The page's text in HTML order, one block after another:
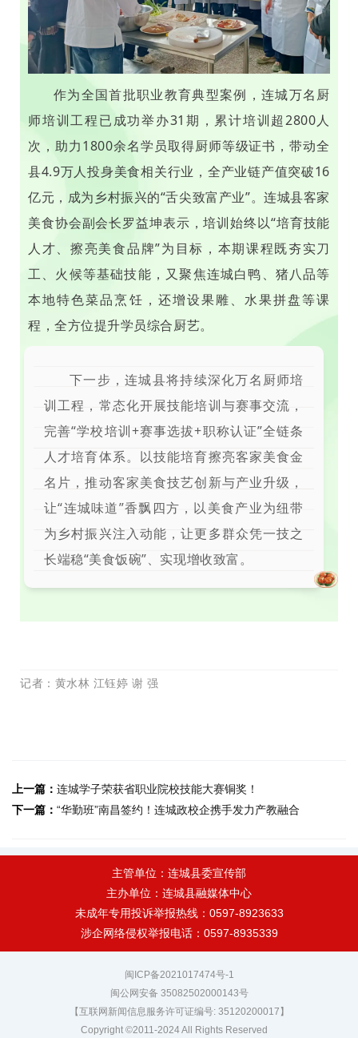
作为全国首批职业教育典型案例，连城万名厨
师培训工程已成功举办31期，累计培训超2800人
次，助力1800余名学员取得厨师等级证书，带动全
县4.9万人投身美食相关行业，全产业链产值突破16
亿元，成为乡村振兴的“舌尖致富产业”。连城县客家
美食协会副会长罗益坤表示，培训始终以“培育技能
人才、擦亮美食品牌”为目标，本期课程既夯实刀
工、火候等基础技能，又聚焦连城白鸭、猪八品等
本地特色菜品烹饪，还增设果雕、水果拼盘等课
程，全方位提升学员综合厨艺。
下一步，连城县将持续深化万名厨师培
训工程，常态化开展技能培训与赛事交流，
完善“学校培训+赛事选拔+职称认证”全链条
人才培育体系。以技能培育擦亮客家美食金
名片，推动客家美食技艺创新与产业升级，
让“连城味道”香飘四方，以美食产业为纽带
为乡村振兴注入动能，让更多群众凭一技之
长端稳“美食饭碗”、实现增收致富。
记者 ： 黄水林 江钰婷 谢 强
上一篇： 连城学子荣获省职业院校技能大赛铜奖！
下一篇： “华勤班”南昌签约！连城政校企携手发力产教融合
主管单位：连城县委宣传部
主办单位：连城县融媒体中心
未成年专用投诉举报热线：0597-8923633
涉企网络侵权举报电话：0597-8935339
闽ICP备2021017474号-1
闽公网安备 35082502000143号
【互联网新闻信息服务许可证编号: 35120200017】
Copyright ©2011-2024 All Rights Reserved